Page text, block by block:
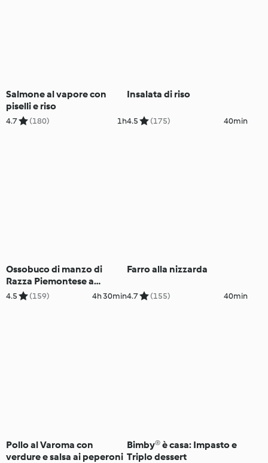
Salmone al vapore con
piselli e riso
4.7 (180) 1h
Insalata di riso
4.5 (175) 40min
Ossobuco di manzo di
Razza Piemontese a
Cottura Lenta e risotto allo
4.5 (159) 4h 30min
Farro alla nizzarda
4.7 (155) 40min
Pollo al Varoma con
verdure e salsa ai peperoni
Bimby® è casa: Impasto e
Triplo dessert